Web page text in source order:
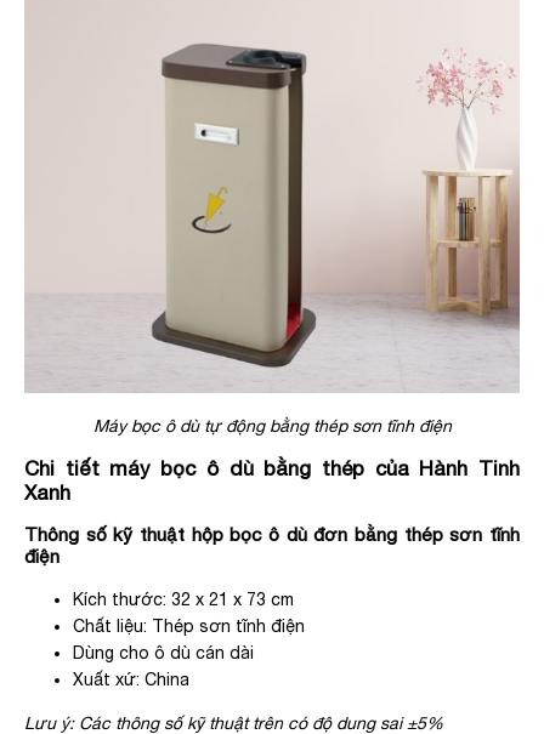
Máy bọc ô dù tự động bằng thép sơn tĩnh điện
Chi tiết máy bọc ô dù bằng thép của Hành Tinh
Xanh
Thông số kỹ thuật hộp bọc ô dù đơn bằng thép sơn tĩnh
điện
Kích thước: 32 x 21 x 73 cm
Chất liệu: Thép sơn tĩnh điện
Dùng cho ô dù cán dài
Xuất xứ: China
Lưu ý: Các thông số kỹ thuật trên có độ dung sai ±5%